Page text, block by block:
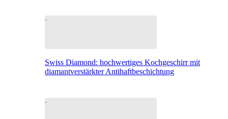
Swiss Diamond: hochwertiges Kochgeschirr mit
diamantverstärkter Antihaftbeschichtung